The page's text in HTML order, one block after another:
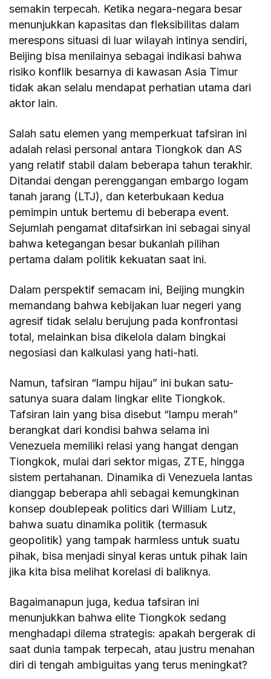
semakin terpecah. Ketika negara-negara besar
menunjukkan kapasitas dan fleksibilitas dalam
merespons situasi di luar wilayah intinya sendiri,
Beijing bisa menilainya sebagai indikasi bahwa
risiko konflik besarnya di kawasan Asia Timur
tidak akan selalu mendapat perhatian utama dari
aktor lain.
Salah satu elemen yang memperkuat tafsiran ini
adalah relasi personal antara Tiongkok dan AS
yang relatif stabil dalam beberapa tahun terakhir.
Ditandai dengan perenggangan embargo logam
tanah jarang (LTJ), dan keterbukaan kedua
pemimpin untuk bertemu di beberapa event.
Sejumlah pengamat ditafsirkan ini sebagai sinyal
bahwa ketegangan besar bukanlah pilihan
pertama dalam politik kekuatan saat ini.
Dalam perspektif semacam ini, Beijing mungkin
memandang bahwa kebijakan luar negeri yang
agresif tidak selalu berujung pada konfrontasi
total, melainkan bisa dikelola dalam bingkai
negosiasi dan kalkulasi yang hati-hati.
Namun, tafsiran “lampu hijau” ini bukan satu-
satunya suara dalam lingkar elite Tiongkok.
Tafsiran lain yang bisa disebut “lampu merah”
berangkat dari kondisi bahwa selama ini
Venezuela memiliki relasi yang hangat dengan
Tiongkok, mulai dari sektor migas, ZTE, hingga
sistem pertahanan. Dinamika di Venezuela lantas
dianggap beberapa ahli sebagai kemungkinan
konsep doublepeak politics dari William Lutz,
bahwa suatu dinamika politik (termasuk
geopolitik) yang tampak harmless untuk suatu
pihak, bisa menjadi sinyal keras untuk pihak lain
jika kita bisa melihat korelasi di baliknya.
Bagaimanapun juga, kedua tafsiran ini
menunjukkan bahwa elite Tiongkok sedang
menghadapi dilema strategis: apakah bergerak di
saat dunia tampak terpecah, atau justru menahan
diri di tengah ambiguitas yang terus meningkat?